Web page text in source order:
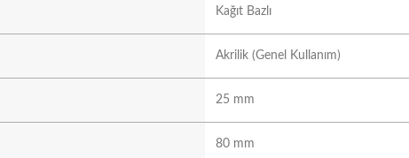
Kağıt Bazlı
Akrilik (Genel Kullanım)
25 mm
80 mm